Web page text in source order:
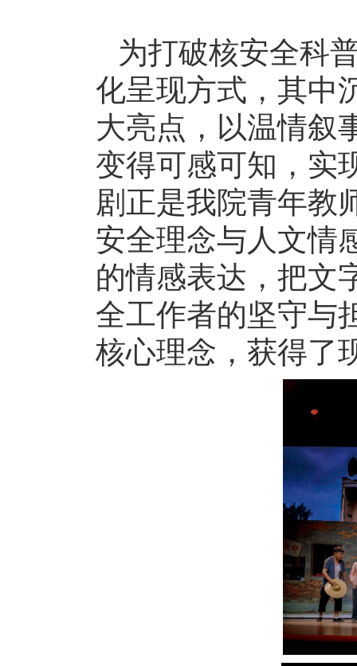
为打破核安全科
化呈现方式，其中
大亮点，以温情叙
变得可感可知，实
剧正是我院青年教
安全理念与人文情
的情感表达，把文
全工作者的坚守与
核心理念，获得了